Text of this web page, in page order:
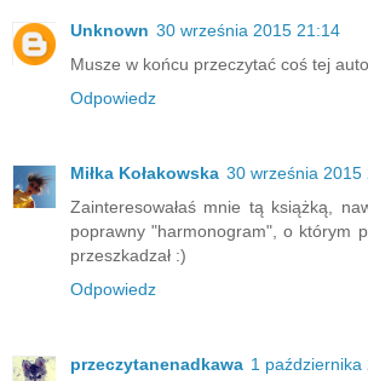
Unknown 30 września 2015 21:14
Musze w końcu przeczytać coś tej
Odpowiedz
Miłka Kołakowska 30 września 2015
Zainteresowałaś mnie tą książką,
poprawny "harmonogram", o którym
przeszkadzał :)
Odpowiedz
przeczytanenadkawa 1 października